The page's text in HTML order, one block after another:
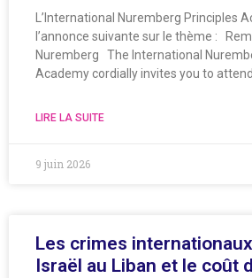
L’International Nuremberg Principles
l’annonce suivante sur le thème :
Nuremberg The International
Academy cordially invites you to attend
LIRE LA SUITE
9 juin 2026
Les crimes
Israël au Liban et le coût